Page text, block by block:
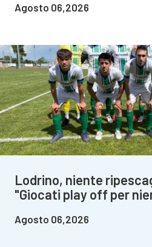
Agosto 06,2026
Lodrino, niente
"Giocati play off per
Agosto 06,2026